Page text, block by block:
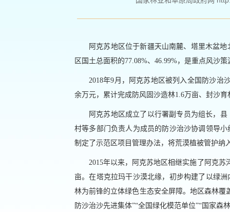
阿克苏地区位于新疆天山南麓、塔里木盆
区国土总面积的77.08%、46.99%，是重点风沙
2018年9月，阿克苏地区被列入全国防沙治
余万元，累计完成防风固沙造林1.6万亩、封沙育
阿克苏地区成立了以行署副专员为组长，
村等多部门负责人为成员的防沙治沙协调领导
制定了示范区项目管理办法，将荒漠植被管护纳
2015年以来，阿克苏地区相继实施了阿克苏
亩。在塔克拉玛干沙漠北缘，初步构建了以绿
林为前锋的立体绿色生态安全屏障。地区森林覆
防沙治沙先进集体”“全国绿化模范单位”“国家森